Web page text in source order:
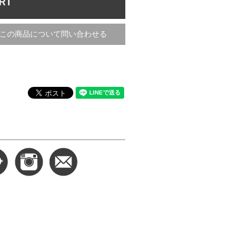
この商品について問い合わせる